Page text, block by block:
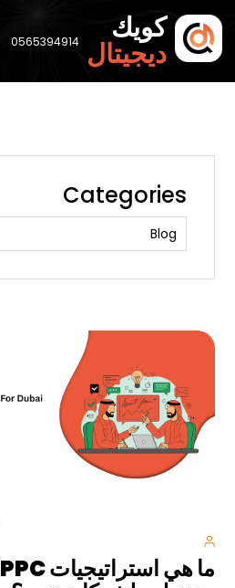
كويك
ديجيتال 0565394914
ما هي استراتيجياتPPC
Categories
Blog